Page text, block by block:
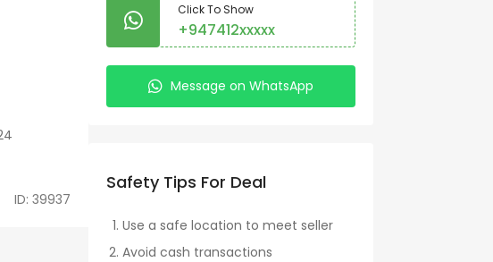
ID: 39937
Click To Show
+947412xxxxx
Message on WhatsApp
Safety Tips For Deal
Use a safe location to meet seller
Avoid cash transactions